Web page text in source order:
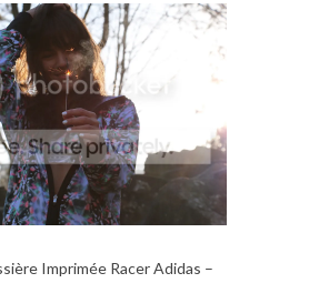
Imprimée Racer Adidas –